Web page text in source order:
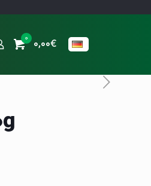
0 0,00€